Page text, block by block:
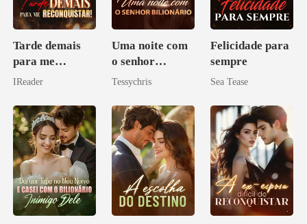
Tarde demais
para me
reconquistar!
IReader
Uma noite com
o senhor
Bilionário
Tessychris
Felicidade para
sempre
Sea Tease